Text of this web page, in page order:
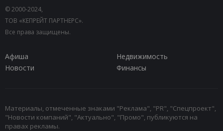
© 2000-2024,
ТОВ «КЕПРЕЙТ ПАРТНЕРС».
Все права защищены.
Афиша
Недвижимость
Новости
Финансы
Материалы, отмеченные знаками "Реклама", "PR", "Спецпроект",
"Новости компаний", "Актуально", "Промо", публикуются на
правах рекламы.